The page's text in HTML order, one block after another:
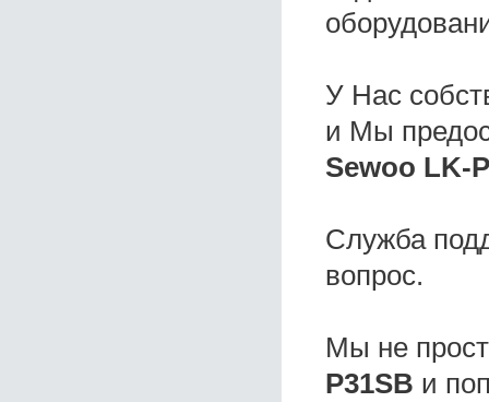
У Нас
и Мы
Sewoo LK-
Служба
вопрос.
Мы не
P31SB и